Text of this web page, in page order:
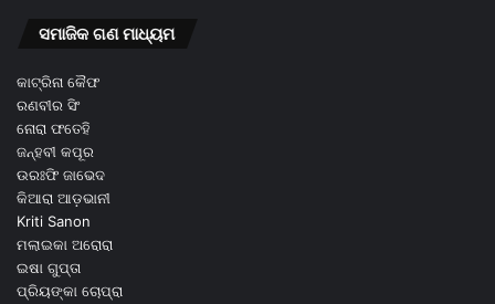
ସମାଜିକ ଗଣ ମାଧ୍ୟମ
କାଟ୍ରିନା କୈଫ
ରଣବୀର ସିଂ
ନୋରା ଫତେହି
ଜନ୍ହବୀ କପୂର
ଉରଃଫି ଜାଭେଦ
କିଆରା ଆଡ଼ଭାନୀ
Kriti Sanon
ମଲାଇକା ଅରୋରା
ଇଷା ଗୁପ୍ତା
ପ୍ରିୟଙ୍କା ଚୋପ୍ରା